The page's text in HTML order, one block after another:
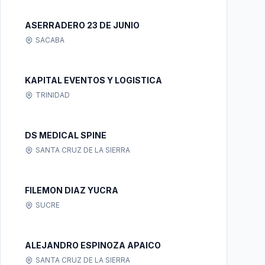
ASERRADERO 23 DE JUNIO
SACABA
KAPITAL EVENTOS Y LOGISTICA
TRINIDAD
DS MEDICAL SPINE
SANTA CRUZ DE LA SIERRA
FILEMON DIAZ YUCRA
SUCRE
ALEJANDRO ESPINOZA APAICO
SANTA CRUZ DE LA SIERRA